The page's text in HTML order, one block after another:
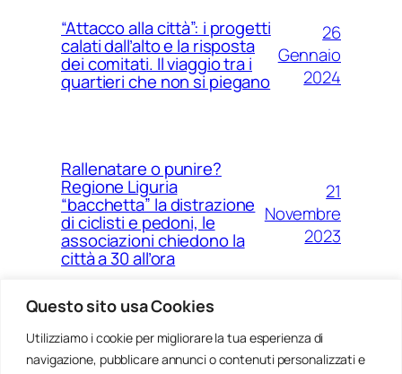
Questo sito usa Cookies
Utilizziamo i cookie per migliorare la tua esperienza di
navigazione, pubblicare annunci o contenuti personalizzati e
“Attacco alla città”: i progetti
calati dall’alto e la risposta
dei comitati. Il viaggio tra i
quartieri che non si piegano
26
Gennaio
2024
Rallenatare o punire?
Regione Liguria
“bacchetta” la distrazione
di ciclisti e pedoni, le
associazioni chiedono la
città a 30 all’ora
21
Novembre
2023
Ponte Morandi e quell’anno
zero che non è mai arrivato a Agosto